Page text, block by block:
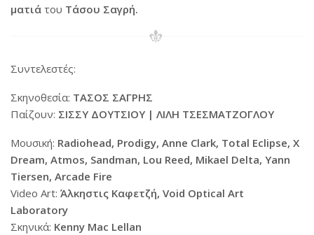
ματιά του Τάσου Σαγρή.
Συντελεστές:
Σκηνοθεσία: ΤΑΣΟΣ ΣΑΓΡΗΣ
Παίζoυν: ΣΙΣΣΥ ΔΟΥΤΣΙΟΥ | ΛΙΛΗ ΤΣΕΣΜΑΤΖΟΓΛΟΥ
Μουσική: Radiohead, Prodigy, Anne Clark, Total Eclipse, X
Dream, Atmos, Sandman, Lou Reed, Μikael Delta, Yann
Tiersen, Αrcade Fire
Video Art: Άλκηστις Καφετζή, Void Optical Art
Laboratory
Σκηνικά: Κenny Mac Lellan